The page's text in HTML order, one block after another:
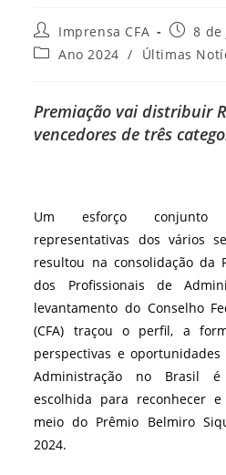
Autor
do
post:
Imprensa CFA
Post8 de
Categoria
Ano 2024 / Últimas
Premiação vai distribuir
vencedores de três
Um esforço conjunto
representativas dos vários
resultou na consolidação da
dos Profissionais de
levantamento do Conselho
(CFA) traçou o perfil, a
perspectivas e
Administração no Brasil
escolhida para reconhecer
meio do Prêmio Belmiro
2024.